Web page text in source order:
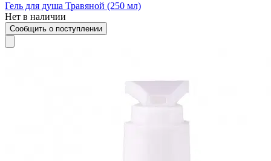
Гель для душа Травяной (250 мл)
Нет в наличии
Сообщить о поступлении